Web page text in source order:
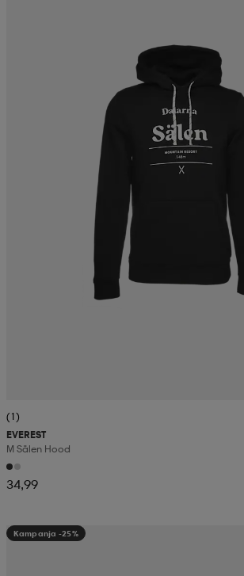
(1)
EVEREST
M Sälen Hood
34,99
Kampanja -25%